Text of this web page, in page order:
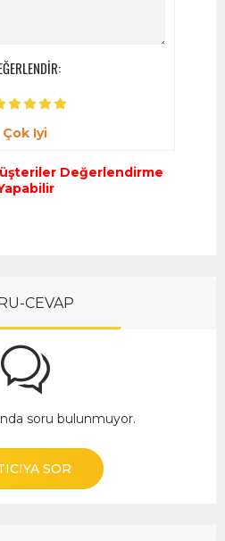
Çok Iyi
Değerlendirme
CEVAP
soru bulunmuyor.
SOR